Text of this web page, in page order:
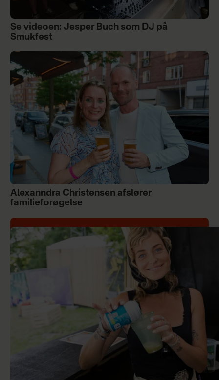
Se videoen: Jesper Buch som DJ på
Smukfest
Alexanndra Christensen afslører
familieforøgelse